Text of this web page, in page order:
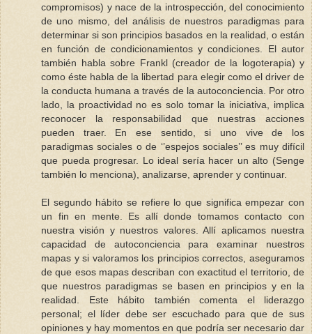
compromisos) y nace de la introspección, del conocimiento
de uno mismo, del análisis de nuestros paradigmas para
determinar si son principios basados en la realidad, o están
en función de condicionamientos y condiciones. El autor
también habla sobre Frankl (creador de la logoterapia) y
como éste habla de la libertad para elegir como el driver de
la conducta humana a través de la autoconciencia. Por otro
lado, la proactividad no es solo tomar la iniciativa, implica
reconocer la responsabilidad que nuestras acciones
pueden traer. En ese sentido, si uno vive de los
paradigmas sociales o de ‘’espejos sociales’’ es muy difícil
que pueda progresar. Lo ideal sería hacer un alto (Senge
también lo menciona), analizarse, aprender y continuar.
El segundo hábito se refiere lo que significa empezar con
un fin en mente. Es allí donde tomamos contacto con
nuestra visión y nuestros valores. Allí aplicamos nuestra
capacidad de autoconciencia para examinar nuestros
mapas y si valoramos los principios correctos, aseguramos
de que esos mapas describan con exactitud el territorio, de
que nuestros paradigmas se basen en principios y en la
realidad. Este hábito también comenta el liderazgo
personal; el líder debe ser escuchado para que de sus
opiniones y hay momentos en que podría ser necesario dar